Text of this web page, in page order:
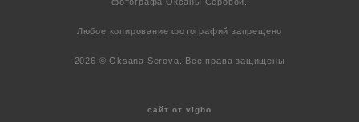
Любое копирование фотографий запрещено
2026 © Oksana Serova. Все права защищены
сайт от vigbo